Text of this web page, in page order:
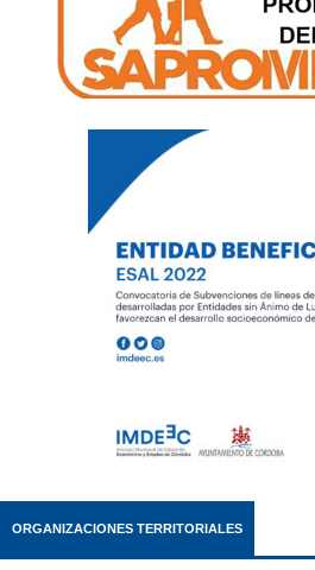
ORGANIZACIONES TERRITORIALES